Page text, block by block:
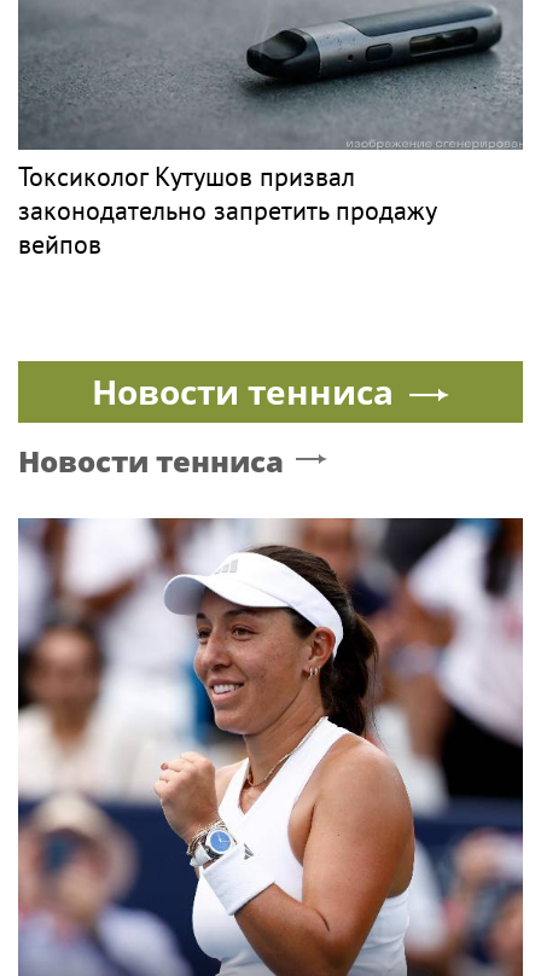
Токсиколог Кутушов призвал
законодательно запретить продажу
вейпов
Новости тенниса
Новости тенниса